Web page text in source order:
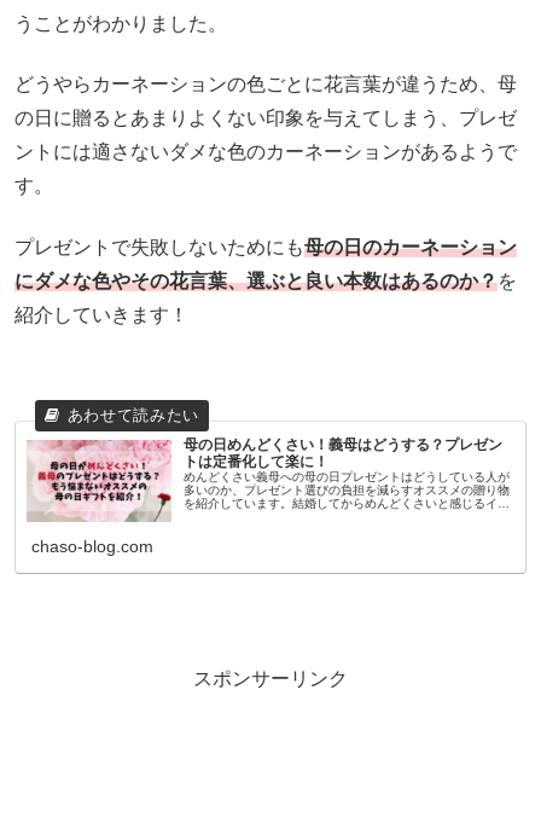
うことがわかりました。
どうやらカーネーションの色ごとに花言葉が違うため、母
の日に贈るとあまりよくない印象を与えてしまう、プレゼ
ントには適さないダメな色のカーネーションがあるようで
す。
プレゼントで失敗しないためにも母の日のカーネーション
にダメな色やその花言葉、選ぶと良い本数はあるのか？を
紹介していきます！
母の日めんどくさい！義母はどうする？プレゼン
トは定番化して楽に！
めんどくさい義母への母の日プレゼントはどうしている人が
多いのか、プレゼント選びの負担を減らすオススメの贈り物
を紹介しています。結婚してからめんどくさいと感じるイベ
chaso-blog.com
スポンサーリンク